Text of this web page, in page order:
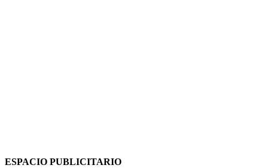
ESPACIO PUBLICITARIO